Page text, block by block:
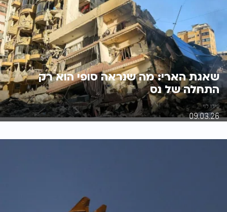
שאגת הארי: מה שנראה סופי הוא רק
התחלה של נס
עידו לוי
09.03.26